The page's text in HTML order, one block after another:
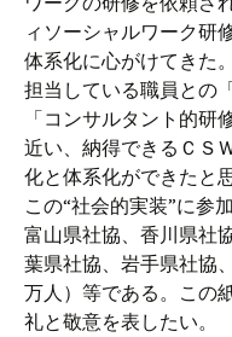
ィソーシャルワーク研
体系化に心がけてきた
担当している職員との
「コンサルタント的研
近い、納得できるＣＳ
化と体系化ができたと
この“社会的実装”に参
富山県社協、香川県社
葉県社協、岩手県社協
万人）等である。この
礼と敬意を表したい。